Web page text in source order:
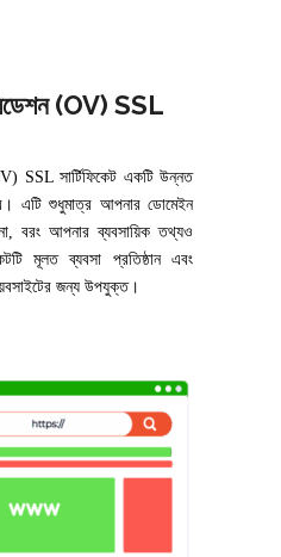
(OV) SSL
SSL সার্টিফিকেট একটি উন্নত
এটি শুধুমাত্র আপনার ডোমেইন
না, বরং আপনার ব্যবসায়িক তথ্যও
মূলত ব্যবসা প্রতিষ্ঠান এবং
জন্য উপযুক্ত।